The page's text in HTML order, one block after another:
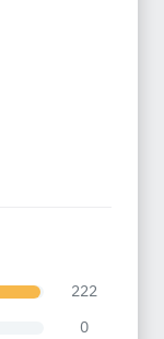
222
0